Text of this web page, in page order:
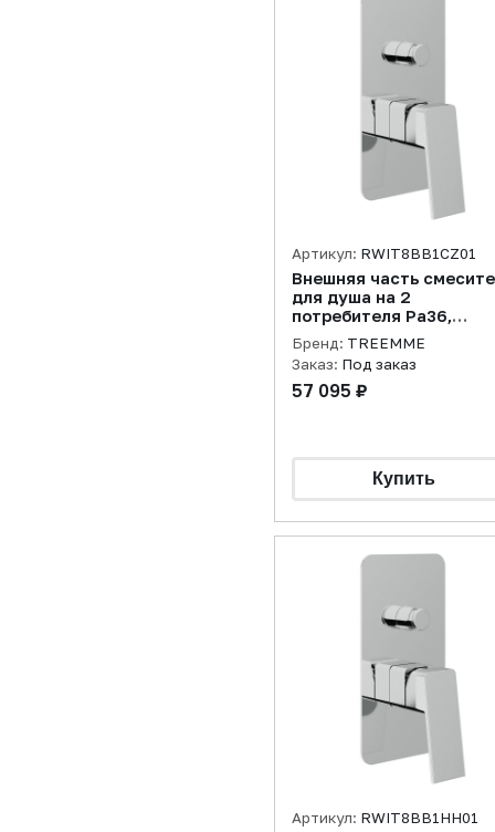
Артикул: RWIT8BB1CZ01
Внешняя часть
для душа на 2
потребителя Pa36,
черный хром
брашированный
Бренд: TREEMME
Заказ: Под заказ
57 095 ₽
Артикул: RWIT8BB1HH01